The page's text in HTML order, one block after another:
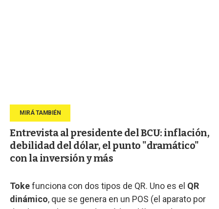
Entrevista al presidente del BCU: inflación,
debilidad del dólar, el punto "dramático"
con la inversión y más
Tokefunciona con dos tipos de QR. Uno es el QR
dinámico, que se genera en un POS (el aparato por